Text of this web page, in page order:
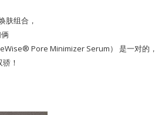
肤组合，
Pore Minimizer Serum） 是一对的，
！